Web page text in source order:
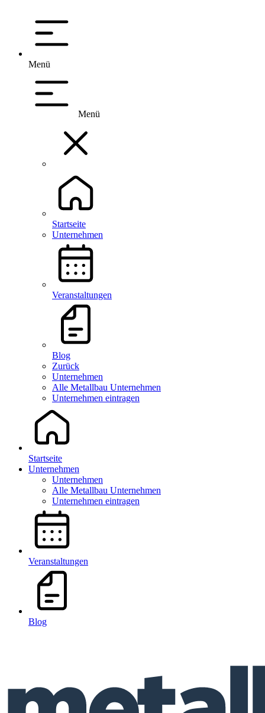
Menü
Menü
Startseite
Unternehmen
Veranstaltungen
Blog
Zurück
Unternehmen
Alle Metallbau Unternehmen
Unternehmen eintragen
Startseite
Unternehmen
Unternehmen
Alle Metallbau Unternehmen
Unternehmen eintragen
Veranstaltungen
Blog